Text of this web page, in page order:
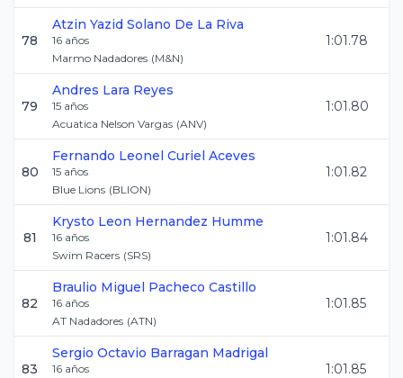
78
Atzin Yazid Solano De La Riva
16 años
Marmo Nadadores (M&N)
1:01.78
79
Andres Lara Reyes
15 años
Acuatica Nelson Vargas (ANV)
1:01.80
80
Fernando Leonel Curiel Aceves
15 años
Blue Lions (BLION)
1:01.82
81
Krysto Leon Hernandez Humme
16 años
Swim Racers (SRS)
1:01.84
82
Braulio Miguel Pacheco Castillo
16 años
AT Nadadores (ATN)
1:01.85
83
Sergio Octavio Barragan Madrigal
16 años
1:01.85